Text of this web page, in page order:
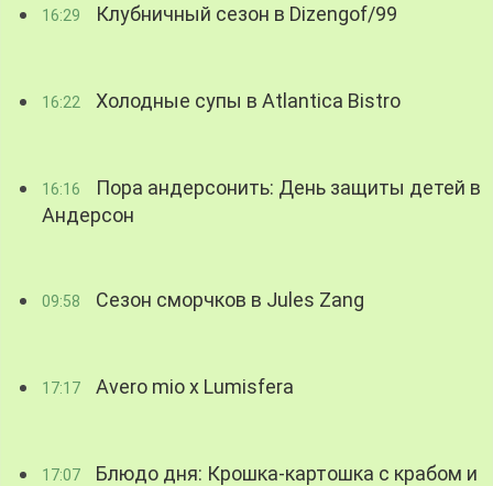
16:29 Клубничный сезон в Dizengof/99
16:22 Холодные супы в Atlantica Bistro
16:16
Пора андерсонить: День защиты детей в
Андерсон
09:58 Сезон сморчков в Jules Zang
17:17 Avero mio x Lumisfera
17:07
Блюдо дня: Крошка-картошка с крабом и